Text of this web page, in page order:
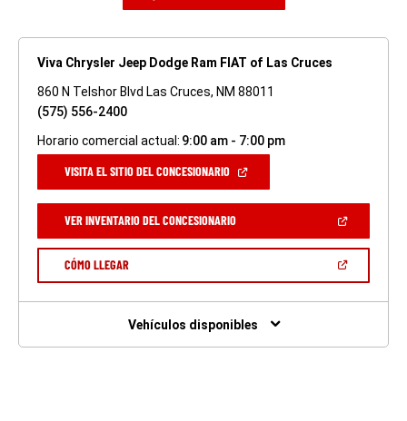
Viva Chrysler Jeep Dodge Ram FIAT of Las Cruces
860 N Telshor Blvd Las Cruces, NM 88011
(575) 556-2400
Horario comercial actual: 9:00 am - 7:00 pm
VISITA EL SITIO DEL CONCESIONARIO(ABRIR
VENTANA
NUEVA)
VER INVENTARIO DEL CONCESIONARIO(ABRIR
UNA
CÓMO LLEGAR(ABRIR
VENTANA
Vehículos disponibles